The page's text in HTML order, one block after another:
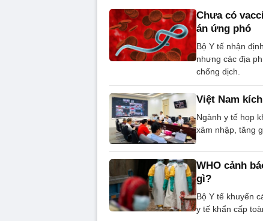
Chưa có
án ứng phó
Bộ Y tế nhận
nhưng các địa
chống dịch.
Việt Nam
Ngành y tế họp
xâm nhập, tăng
WHO cảnh
gì?
Bộ Y tế khuyến
y tế khẩn cấp